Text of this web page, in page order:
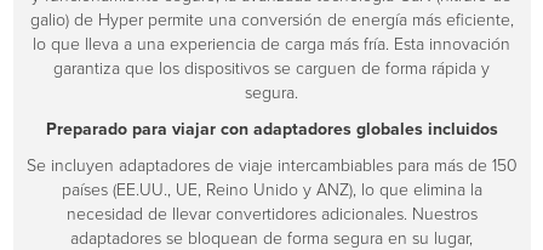
galio) de Hyper permite una conversión de energía más eficiente,
lo que lleva a una experiencia de carga más fría. Esta innovación
garantiza que los dispositivos se carguen de forma rápida y
segura.
Preparado para viajar con adaptadores globales incluidos
Se incluyen adaptadores de viaje intercambiables para más de 150
países (EE.UU., UE, Reino Unido y ANZ), lo que elimina la
necesidad de llevar convertidores adicionales. Nuestros
adaptadores se bloquean de forma segura en su lugar,